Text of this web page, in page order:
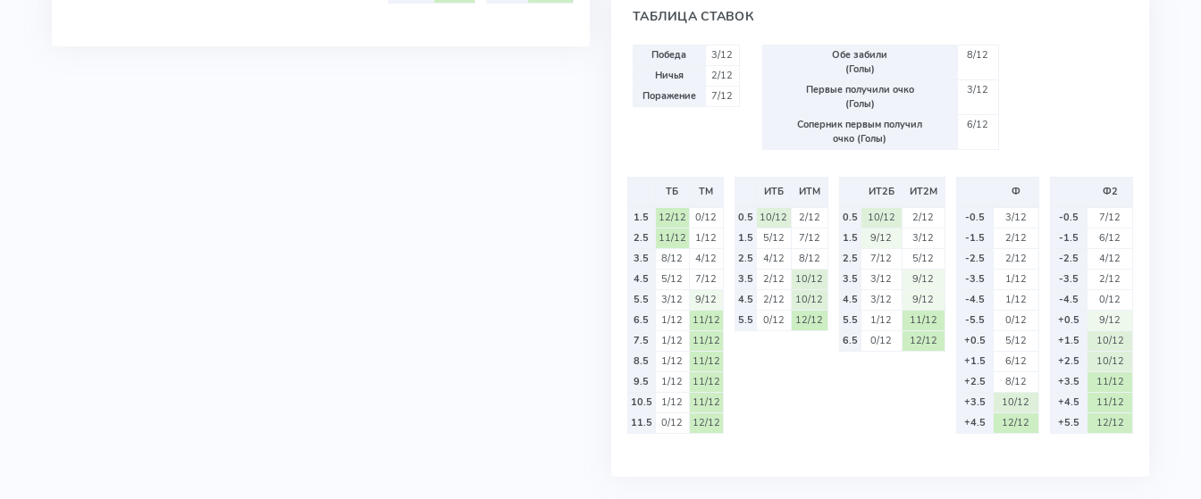
ТАБЛИЦА СТАВОК
Победа
3/12
Ничья
2/12
Поражение
7/12
Обе забили
(Голы)
8/12
Первые получили очко
(Голы)
3/12
Соперник первым получил
очко (Голы)
6/12
ТБ
ТМ
1.5
12/12
0/12
2.5
11/12
1/12
3.5
8/12
4/12
4.5
5/12
7/12
5.5
3/12
9/12
6.5
1/12
11/12
7.5
1/12
11/12
8.5
1/12
11/12
9.5
1/12
11/12
10.5
1/12
11/12
11.5
0/12 12/12
ИТБ
ИТМ
0.5 10/12
2/12
1.5
5/12
7/12
2.5
4/12
8/12
3.5
2/12
10/12
4.5
2/12
10/12
5.5
0/12 12/12
ИТ2Б
ИТ2М
0.5
10/12
2/12
1.5
9/12
3/12
2.5
7/12
5/12
3.5
3/12
9/12
4.5
3/12
9/12
5.5
1/12
11/12
6.5
0/12 12/12
Ф
-0.5
3/12
-1.5
2/12
-2.5
2/12
-3.5
1/12
-4.5
1/12
-5.5
0/12
+0.5
5/12
+1.5
6/12
+2.5
8/12
+3.5
10/12
+4.5
12/12
Ф2
-0.5
7/12
-1.5
6/12
-2.5
4/12
-3.5
2/12
-4.5
0/12
+0.5
9/12
+1.5
10/12
+2.5
10/12
+3.5
11/12
+4.5
11/12
+5.5
12/12